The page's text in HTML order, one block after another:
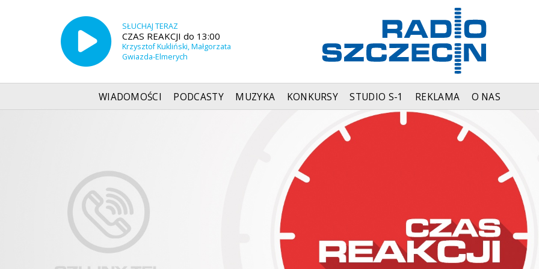
SŁUCHAJ TERAZ
CZAS REAKCJI do 13:00
Krzysztof Kukliński, Małgorzata
Gwiazda-Elmerych
WIADOMOŚCI PODCASTY MUZYKA KONKURSY STUDIO S-1 REKLAMA O NAS